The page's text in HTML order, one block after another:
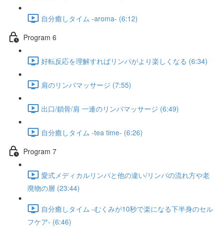
自分癒しタイム -aroma- (6:12)
Program 6​
好転反応を理解すればリンパがより楽しくなる (6:34)
肩のリンパマッサージ (7:55)
出口/鎖骨/肩 一連のリンパマッサージ (6:49)
自分癒しタイム -tea time- (6:26)
Program 7
愛式メディカルリンパと他の違い/リンパの流れ方や老
廃物の層 (23:44)
自分癒しタイム -むくみが10秒で楽になる下半身のセル
フケア- (6:46)